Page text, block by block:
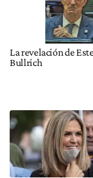
La revelación de
Bullrich